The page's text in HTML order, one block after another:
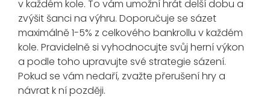
v každém kole. To vám umožní hrát delší dobu a
zvýšit šanci na výhru. Doporučuje se sázet
maximálně 1-5% z celkového bankrollu v každém
kole. Pravidelně si vyhodnocujte svůj herní výkon
a podle toho upravujte své strategie sázení.
Pokud se vám nedaří, zvažte přerušení hry a
návrat k ní později.